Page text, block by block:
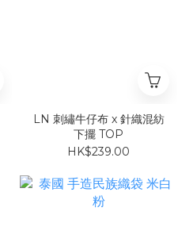
LN 刺繡牛仔布 x 針織混紡
下擺 TOP
HK$239.00